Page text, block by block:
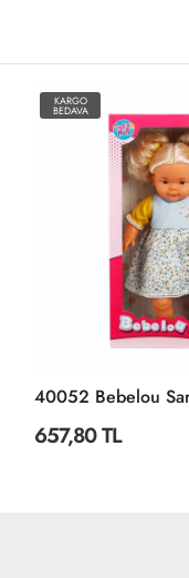
KARGO
BEDAVA
657,80 TL